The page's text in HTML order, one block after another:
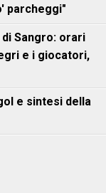
parcheggi"
Sangro: orari
e i giocatori,
e sintesi della